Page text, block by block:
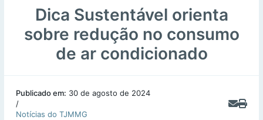
Dica Sustentável orienta
sobre redução no consumo
de ar condicionado
Publicado em: 30 de agosto de 2024
/
Notícias do TJMMG